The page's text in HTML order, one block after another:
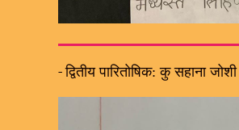
-द्वितीय पारितोषिक: कु सहाना जोशी